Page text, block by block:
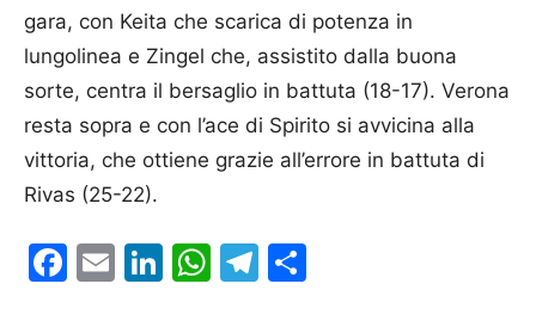
gara, con Keita che scarica di potenza in
lungolinea e Zingel che, assistito dalla buona
sorte, centra il bersaglio in battuta (18-17). Verona
resta sopra e con l’ace di Spirito si avvicina alla
vittoria, che ottiene grazie all’errore in battuta di
Rivas (25-22).
Facebook
EmailLinkedIn
WhatsApp
Telegram